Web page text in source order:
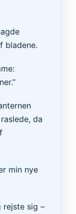
bladene.
da
min nye
sig –